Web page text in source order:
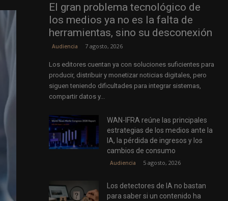
El gran problema tecnológico de
los medios ya no es la falta de
herramientas, sino su desconexión
Audiencia 7 agosto, 2026
Los editores cuentan ya con soluciones suficientes para
producir, distribuir y monetizar noticias digitales, pero
siguen teniendo dificultades para integrar sistemas,
compartir datos y...
WAN-IFRA reúne las principales
estrategias de los medios ante la
IA, la pérdida de ingresos y los
cambios de consumo
Audiencia 5 agosto, 2026
Los detectores de IA no bastan
para saber si un contenido ha